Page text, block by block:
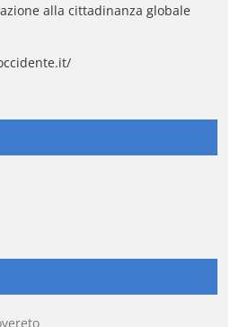
alla cittadinanza globale